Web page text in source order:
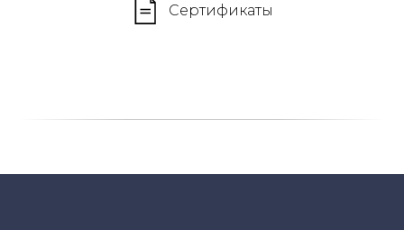
Сертификаты